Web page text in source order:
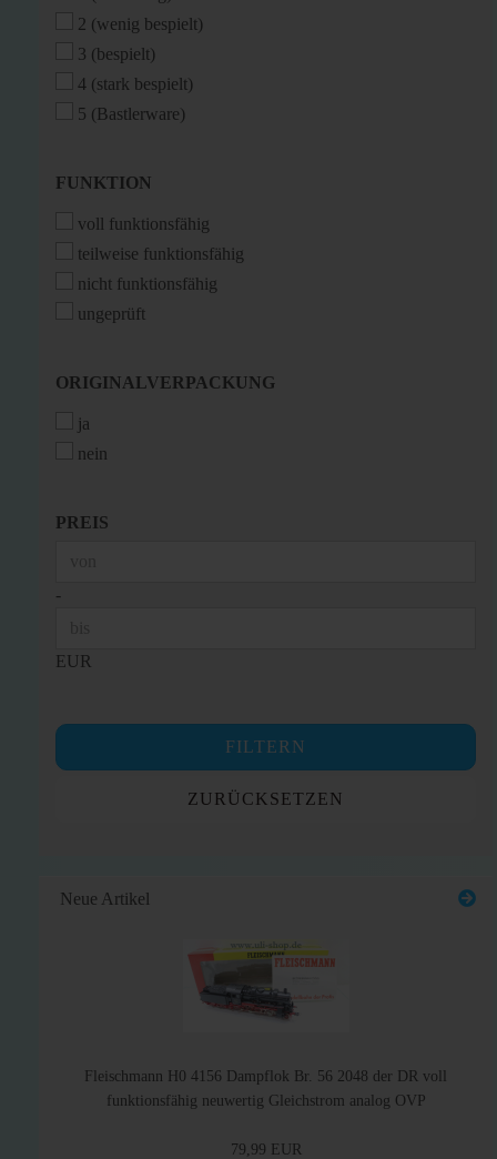
2 (wenig bespielt)
3 (bespielt)
4 (stark bespielt)
5 (Bastlerware)
FUNKTION
FUNKTION
voll funktionsfähig
teilweise funktionsfähig
nicht funktionsfähig
ungeprüft
ORIGINALVERPACKUNG
ORIGINALVERPACKUNG
ja
nein
PREIS
PREIS
-
EUR
FILTERN
ZURÜCKSETZEN
Neue Artikel
Fleischmann H0 4156 Dampflok Br. 56 2048 der DR voll
funktionsfähig neuwertig Gleichstrom analog OVP
79,99 EUR